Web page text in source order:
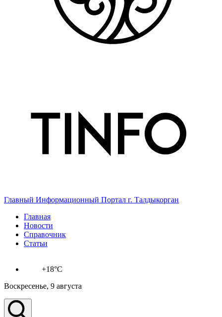
Главный Информационный Портал г. Талдыкорган
Главная
Новости
Справочник
Статьи
+18°C
Воскресенье, 9 августа